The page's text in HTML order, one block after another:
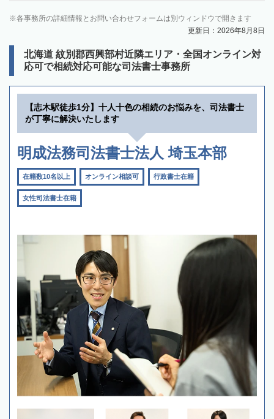
各事務所の詳細情報とお問い合わせフォームは別ウィンドウで開きます
更新日：2026年8月8日
北海道 紋別郡西興部村近隣エリア・全国オンライン対
応可で相続対応可能な司法書士事務所
【志木駅徒歩1分】十人十色の相続のお悩みを、司法書士
が丁寧に解決いたします
明成法務司法書士法人 埼玉本部
在籍数10名以上 オンライン相談可 行政書士在籍
女性司法書士在籍